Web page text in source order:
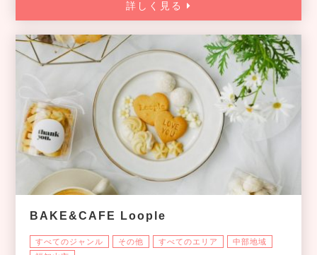
詳しく見る
BAKE&CAFE Loople
すべてのジャンル その他 すべてのエリア
中部地域